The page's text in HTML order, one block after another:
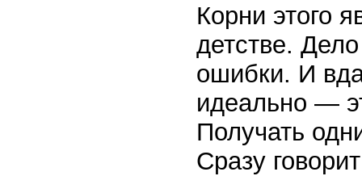
Корни этого
детстве.
ошибки. И
идеально —
Получать
Сразу